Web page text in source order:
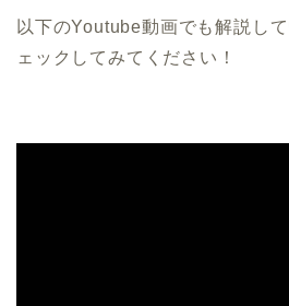
以下のYoutube動画でも解説し
ェックしてみてください！